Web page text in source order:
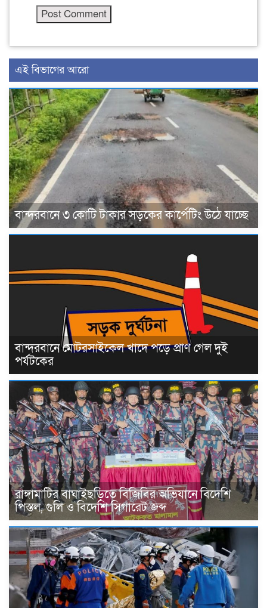
এই বিভাগের আরো
বান্দরবানে ৩ কোটি টাকার সড়কের কার্পেটিং উঠে যাচ্ছে
বান্দরবানে মোটরসাইকেল খাদে পড়ে প্রাণ গেল দুই
পর্যটকের
রাঙ্গামাটির বাঘাইছড়িতে বিজিবির অভিযানে বিদেশি
পিস্তল, গুলি ও বিদেশি সিগারেট জব্দ